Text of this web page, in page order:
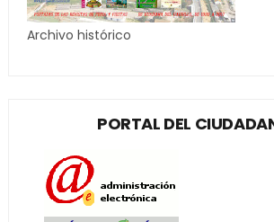
Archivo histórico
PORTAL DEL